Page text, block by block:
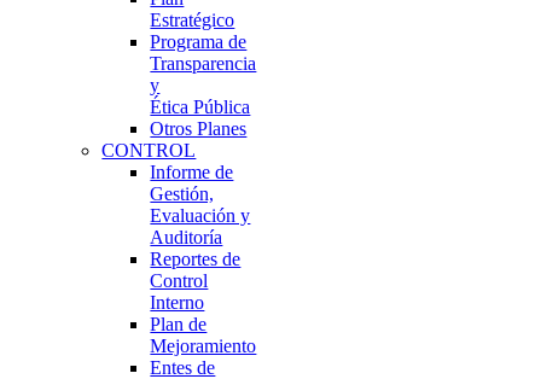
Estratégico
Programa de
Transparencia
y
Ética Pública
Otros Planes
CONTROL
Informe de
Gestión,
Evaluación y
Auditoría
Reportes de
Control
Interno
Plan de
Mejoramiento
Entes de